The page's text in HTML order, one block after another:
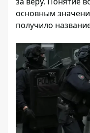
основным
получило